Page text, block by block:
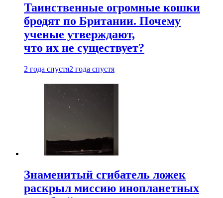
Таинственные огромные кошки
бродят по Британии. Почему
ученые утверждают,
что их не существует?
2 года спустя2 года спустя
Знаменитый сгибатель ложек
раскрыл миссию инопланетных